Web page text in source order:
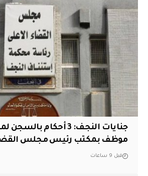
جنايات النجف: 3 أحكام
موظف بمكتب رئيس مجلس
قبل 9 ساعات